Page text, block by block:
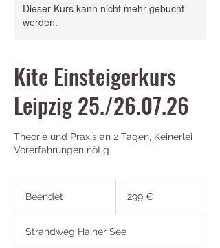
Dieser Kurs kann nicht mehr gebucht
werden.
Kite Einsteigerkurs
Leipzig 25./26.07.26
Theorie und Praxis an 2 Tagen, Keinerlei
Vorerfahrungen nötig
Beendet
n
299 €
Strandweg Hainer See